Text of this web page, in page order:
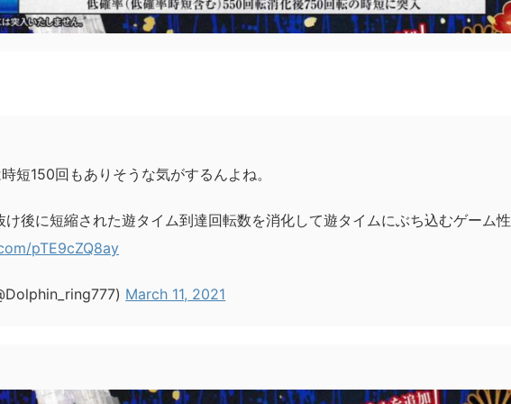
短150回もありそうな気がするんよね。
け後に短縮された遊タイム到達回転数を消化して遊タイムにぶち込むゲーム性
pTE9cZQ8ay
March 11, 2021